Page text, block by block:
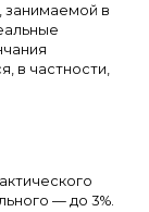
занимаемой в
в частности,
— до 3%.